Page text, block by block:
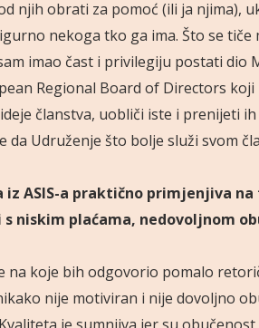
njih obrati za pomoć (ili ja njima),
nekoga tko ga ima. Što se
imao čast i privilegiju postati dio
Regional Board of Directors
članstva, uobliči iste i prenijeti
da Udruženje što bolje služi svom
iz ASIS-a praktično primjenjiva
niskim plaćama, nedovoljnom
na koje bih odgovorio pomalo
nije motiviran i nije dovoljno